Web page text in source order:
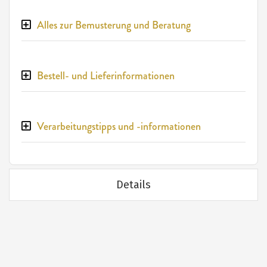
Alles zur Bemusterung und Beratung
Bestell- und Lieferinformationen
Verarbeitungstipps und -informationen
Details